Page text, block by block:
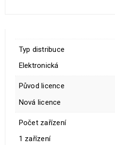
Typ distribuce
Elektronická
Původ licence
Nová licence
Počet zařízení
1 zařízení